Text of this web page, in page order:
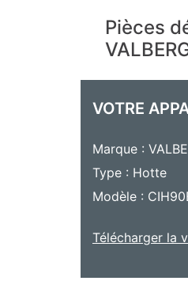
Pièces
VOTRE
Marque :
Type : Hotte
Modèle :
Télécharger la